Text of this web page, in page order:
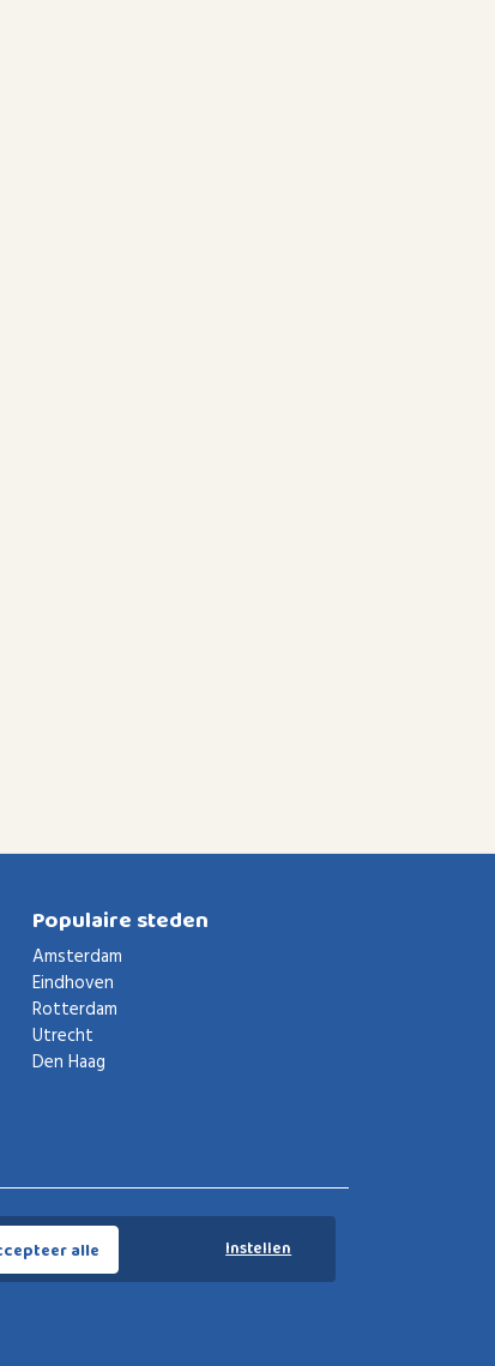
Populaire steden
Amsterdam
Eindhoven
Rotterdam
Utrecht
Den Haag
Privacybeleid Privacy instellingen
alle Instellen